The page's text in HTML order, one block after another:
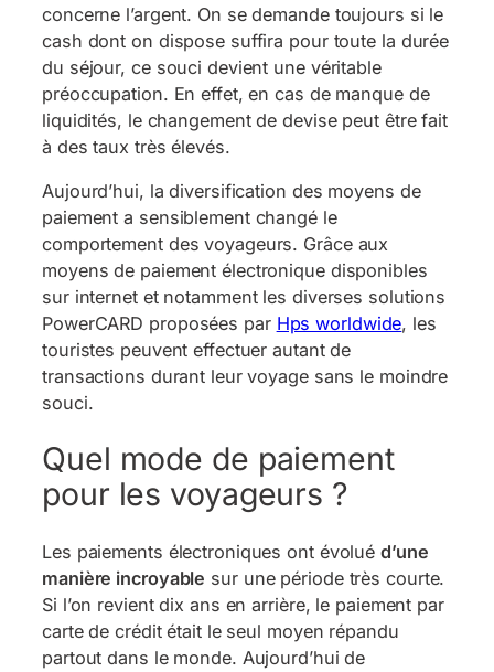
concerne l’argent. On se demande toujours si le
cash dont on dispose suffira pour toute la durée
du séjour, ce souci devient une véritable
préoccupation. En effet, en cas de manque de
liquidités, le changement de devise peut être fait
à des taux très élevés.
Aujourd’hui, la diversification des moyens de
paiement a sensiblement changé le
comportement des voyageurs. Grâce aux
moyens de paiement électronique disponibles
sur internet et notamment les diverses solutions
PowerCARD proposées par Hps worldwide, les
touristes peuvent effectuer autant de
transactions durant leur voyage sans le moindre
souci.
Quel mode de paiement
pour les voyageurs ?
Les paiements électroniques ont évoluéd’une
manière incroyable sur une période très courte.
Si l’on revient dix ans en arrière, le paiement par
carte de crédit était le seul moyen répandu
partout dans le monde. Aujourd’hui de